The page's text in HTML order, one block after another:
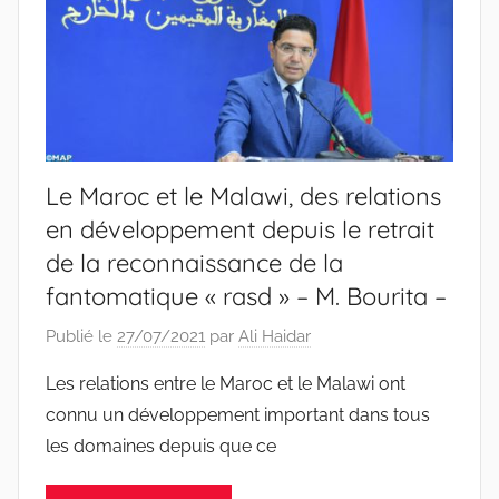
Le Maroc et le Malawi, des relations
en développement depuis le retrait
de la reconnaissance de la
fantomatique « rasd » – M. Bourita –
Publié le 27/07/2021 par Ali Haidar
Les relations entre le Maroc et le Malawi ont
connu un développement important dans tous
les domaines depuis que ce